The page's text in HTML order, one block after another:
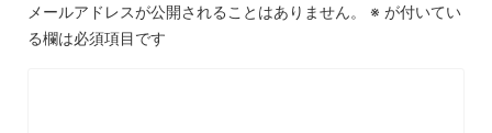
メールアドレスが公開されることはありません。 ※ が付いてい
る欄は必須項目です